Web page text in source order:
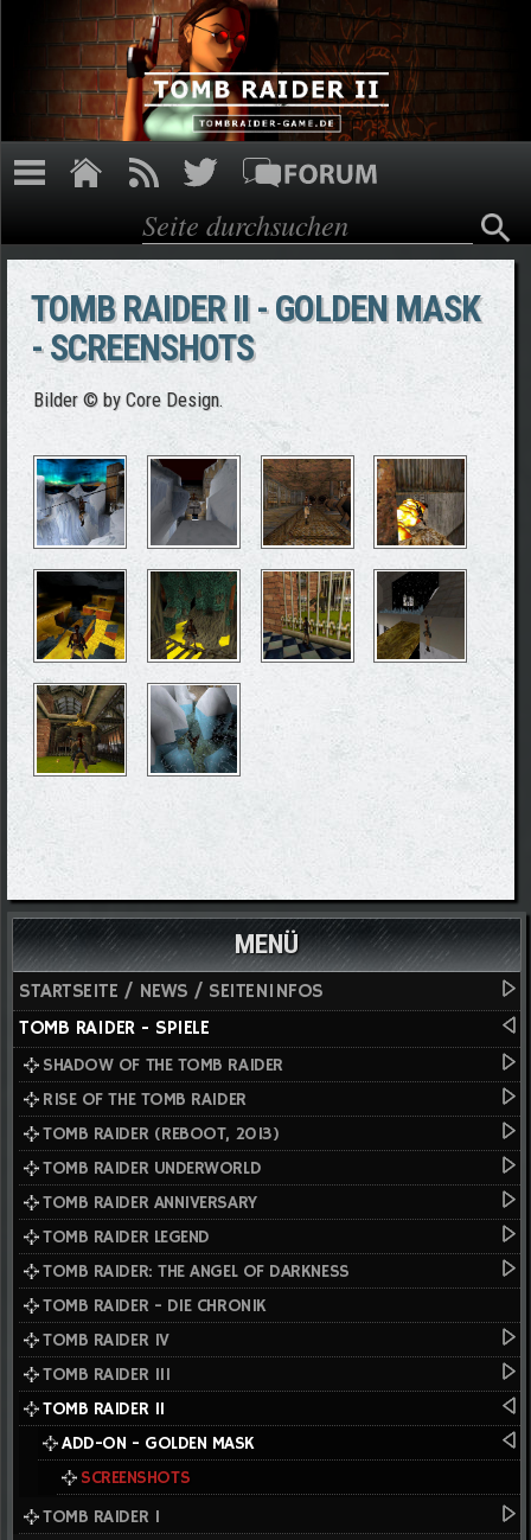
Direkt zum Inhalt
Suchformular
Suche
TOMB RAIDER II - GOLDEN MASK
- SCREENSHOTS
Bilder © by Core Design.
MENÜ
STARTSEITE / NEWS / SEITENINFOS
TOMB RAIDER - SPIELE
SHADOW OF THE TOMB RAIDER
RISE OF THE TOMB RAIDER
TOMB RAIDER (REBOOT, 2013)
TOMB RAIDER UNDERWORLD
TOMB RAIDER ANNIVERSARY
TOMB RAIDER LEGEND
TOMB RAIDER: THE ANGEL OF DARKNESS
TOMB RAIDER - DIE CHRONIK
TOMB RAIDER IV
TOMB RAIDER III
TOMB RAIDER II
ADD-ON - GOLDEN MASK
SCREENSHOTS
TOMB RAIDER I